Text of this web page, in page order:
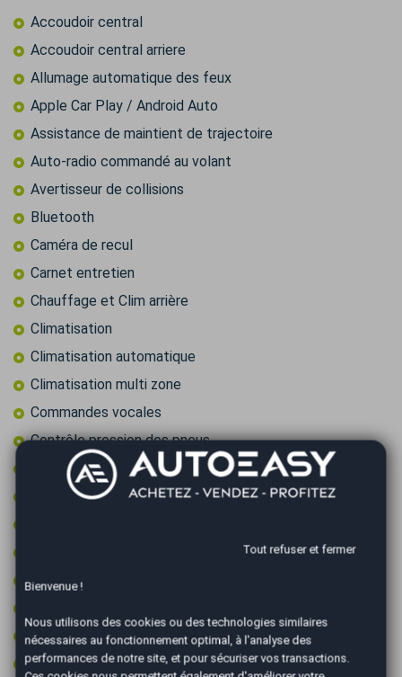
Accoudoir central
Accoudoir central arriere
Allumage automatique des feux
Apple Car Play / Android Auto
Assistance de maintient de trajectoire
Auto-radio commandé au volant
Avertisseur de collisions
Bluetooth
Caméra de recul
Carnet entretien
Chauffage et Clim arrière
Climatisation
Climatisation automatique
Climatisation multi zone
Commandes vocales
Contrôle pression des pneus
Contrôle technique ok
Démarrage sans clé
Frein à main électrique
GPS tactile
Intérieur cuir/alcantara
Tout refuser et fermer
Bienvenue !
Nous utilisons des cookies ou des technologies similaires
nécessaires au fonctionnement optimal, à l'analyse des
performances de notre site, et pour sécuriser vos transactions.